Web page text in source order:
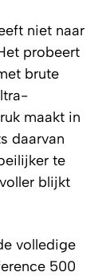
niet naar
probeert
brute
maakt in
daarvan
te
blijkt
volledige
500